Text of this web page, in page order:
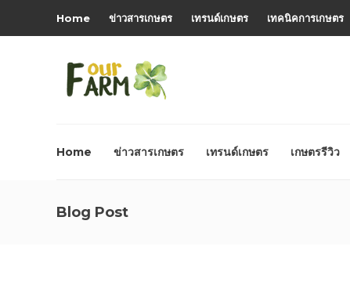
Home ข่าวสารเกษตร เทรนด์เกษตร เทคนิคการเกษตร
Home ข่าวสารเกษตร เทรนด์เกษตร เกษตรรีวิว
Blog Post